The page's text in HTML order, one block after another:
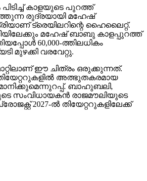
കാളയുടെ പുറത്ത്
രുദ്രയായി മഹേഷ്
ട്രെയിലറിന്റെ ഹൈലൈറ്റ്.
മഹേഷ് ബാബു കാളപ്പുറത്ത്
60,000-ത്തിലധികം
മുഴക്കി വരവേറ്റു.
ഈ ചിത്രം ഒരുക്കുന്നത്.
അത്ഭുതകരമായ
ബാഹുബലി,
സംവിധായകന്‍ രാജമൗലിയുടെ
2027-ല്‍ തിയേറ്ററുകളിലേക്ക്